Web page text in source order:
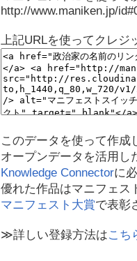
http://www.maniken.jp/
上記URLを使ってクレジ
このデータを使って作成
オープンデータを活用し
Knowledge Connectorに
優れた作品はマニフェス
マニフェスト大賞で表彰
≫詳しい登録方法はこち